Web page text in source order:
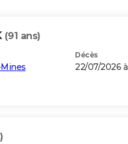
(91 ans)
Décès
22/07/2026 à